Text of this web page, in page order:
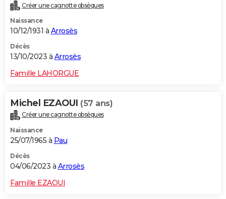
Créer une cagnotte obsèques
Naissance
10/12/1931 à Arrosès
Décès
13/10/2023 à Arrosès
Famille LAHORGUE
Michel EZAOUI (57 ans)
Créer une cagnotte obsèques
Naissance
25/07/1965 à Pau
Décès
04/06/2023 à Arrosès
Famille EZAOUI